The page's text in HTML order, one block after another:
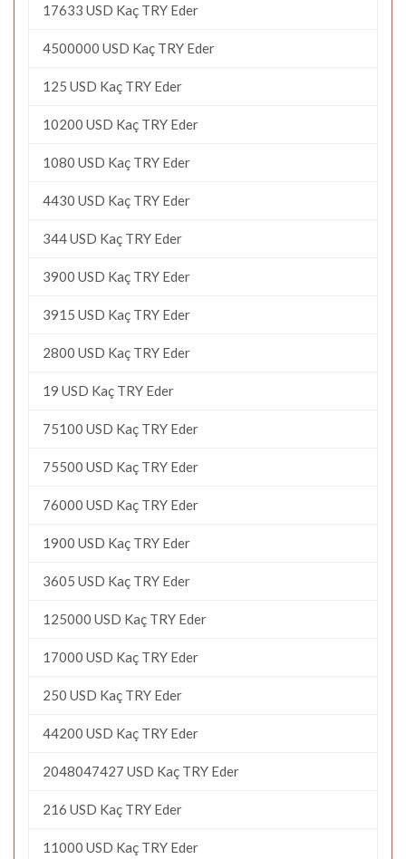
17633 USD Kaç TRY Eder
4500000 USD Kaç TRY Eder
125 USD Kaç TRY Eder
10200 USD Kaç TRY Eder
1080 USD Kaç TRY Eder
4430 USD Kaç TRY Eder
344 USD Kaç TRY Eder
3900 USD Kaç TRY Eder
3915 USD Kaç TRY Eder
2800 USD Kaç TRY Eder
19 USD Kaç TRY Eder
75100 USD Kaç TRY Eder
75500 USD Kaç TRY Eder
76000 USD Kaç TRY Eder
1900 USD Kaç TRY Eder
3605 USD Kaç TRY Eder
125000 USD Kaç TRY Eder
17000 USD Kaç TRY Eder
250 USD Kaç TRY Eder
44200 USD Kaç TRY Eder
2048047427 USD Kaç TRY Eder
216 USD Kaç TRY Eder
11000 USD Kaç TRY Eder